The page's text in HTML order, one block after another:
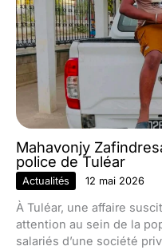
Mahavonjy
police de Tuléar
Actualités 12 mai 2026
À Tuléar, une affaire
attention au sein de la
salariés d’une société